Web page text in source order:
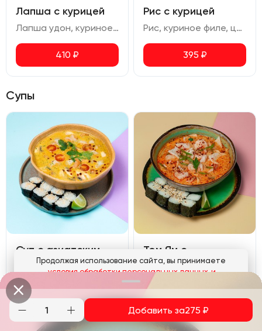
Лапша с курицей
Лапша удон, куриное филе, морковь, болгарский перец, цукини, пекинская капуста, лук зеленый.
410 ₽
Рис с курицей
Рис, куриное филе, цукини, перец болгарский, пекинская капуста, лайм, соус карри, лук зеленый
395 ₽
Супы
Суп с азиатским
песто, креветками
и форелью
715₽
Том Ям с
морепродуктами
650₽
Продолжая использование сайта, вы принимаете
условия обработки персональных данныхи
соглашаетесь с использованием аналитических файлов
Понятно
Добавить за275 ₽